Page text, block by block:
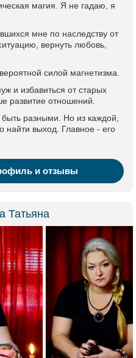
магия. Я не гадаю, я
мне по наследству от
вернуть любовь,
силой магнетизма.
и избавиться от старых
развитие отношений.
разными. Но из каждой,
выход. Главное - его
и отзывы
Татьяна